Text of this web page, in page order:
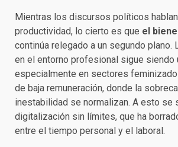
Mientras los discursos políticos
productividad, lo cierto es que el
continúa relegado a un segundo plano.
en el entorno profesional sigue siendo
especialmente en sectores
de baja remuneración, donde la
inestabilidad se normalizan. A esto se
digitalización sin límites, que ha
entre el tiempo personal y el laboral.